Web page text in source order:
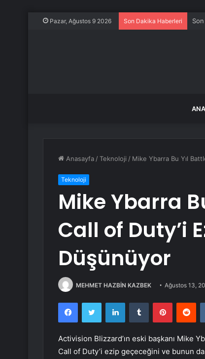
Pazar, Ağustos 9 2026 Son Dakika Haberleri
Anasayfa /Teknoloji / Mike Ybarra Bu Yıl
Teknoloji
Mike Ybarra
Call of Duty’i
Düşünüyor
MEHMET HAZBİN KAZBEK Ağustos 13,
FacebookTwitter LinkedInTumblr Pinterest
Activision Blizzard’ın eski başkanı Mike
Call of Duty’i ezip geçeceğini ve bunun